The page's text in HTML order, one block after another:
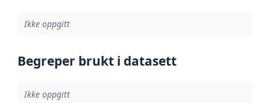
Ikke oppgitt
Begreper brukt i datasett
Ikke oppgitt